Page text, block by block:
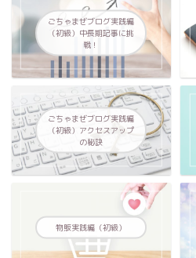
ごちゃまぜブログ実践編
（初級）中長期記事に挑
戦！
ごちゃまぜブログ実践編
（初級）アクセスアップ
の秘訣
物販実践編（初級）